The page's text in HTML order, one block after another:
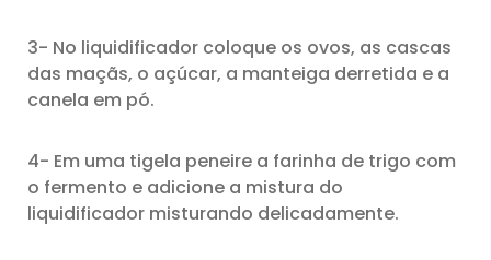
3- No liquidificador coloque os ovos, as cascas
das maçãs, o açúcar, a manteiga derretida e a
canela em pó.
4- Em uma tigela peneire a farinha de trigo com
o fermento e adicione a mistura do
liquidificador misturando delicadamente.